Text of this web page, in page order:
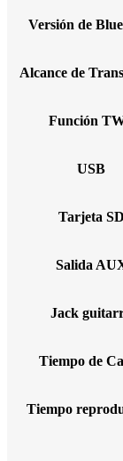
Versión de
Alcance de
Función
USB
Tarjeta SD
Salida
Jack
Tiempo de
Tiempo